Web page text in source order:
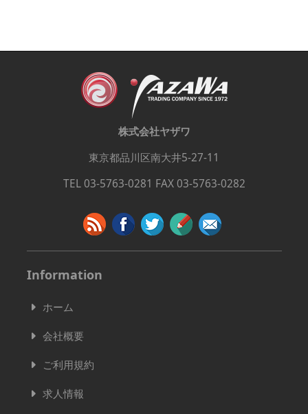
株式会社ヤザワ
東京都品川区南大井5-27-11
TEL 03-5763-0281 FAX 03-5763-0282
Information
ホーム
会社概要
ご利用規約
求人情報